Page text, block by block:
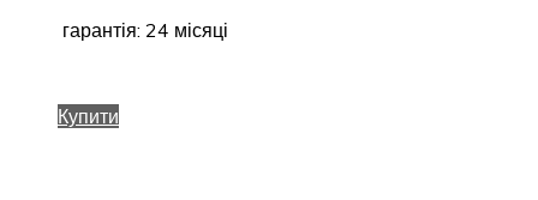
гарантія: 24 місяці
Купити